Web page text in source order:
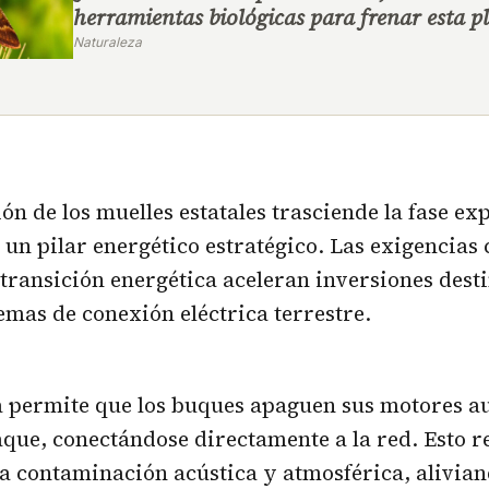
herramientas biológicas para frenar esta
Naturaleza
de los muelles estatales trasciende la fase
un pilar energético estratégico. Las
energética aceleran inversiones
de conexión eléctrica terrestre.
permite que los buques apaguen sus motores
conectándose directamente a la red. Esto
contaminación acústica y atmosférica,